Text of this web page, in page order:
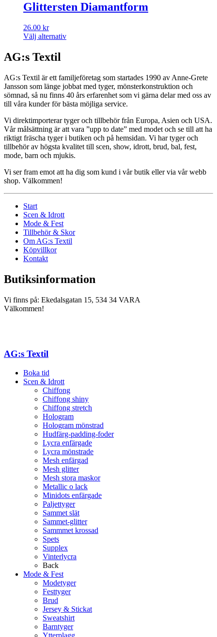
Glittersten Diamantform
26.00 kr
Välj alternativ
AG:s Textil
AG:s Textil är ett familjeföretag som startades 1990 av Anne-Grete
Jansson som länge jobbat med tyger, mönsterkonstruktion och
sömnad, så nu finns 40 års erfarenhet som vi gärna delar med oss av
till våra kunder för bästa möjliga service.
Vi direktimporterar tyger och tillbehör från Europa, Asien och USA.
Vår målsättning är att vara ”upp to date” med modet och se till att ha
riktigt fräscha tyger i butiken och på hemsidan. Vi har tyger och
tillbehör av högsta kvalitet till scen, show, idrott, brud, bal, fest,
mode, barn och mjukis.
Vi ser fram emot att ha dig som kund i vår butik eller via vår webb
shop. Välkommen!
Start
Scen & Idrott
Mode & Fest
Tillbehör & Skor
Om AG:s Textil
Köpvillkor
Kontakt
Butiksinformation
Vi finns på: Ekedalsgatan 15, 534 34 VARA
Välkommen!
AG:s Textil
Boka tid
Scen & Idrott
Chiffong
Chiffong shiny
Chiffong stretch
Hologram
Hologram mönstrad
Hudfärg-padding-foder
Lycra enfärgade
Lycra mönstrade
Mesh enfärgad
Mesh glitter
Mesh stora maskor
Metallic o lack
Minidots enfärgade
Paljettyger
Sammet slät
Sammet-glitter
Sammmet krossad
Spets
Supplex
Vinterlycra
Back
Mode & Fest
Modetyger
Festtyger
Brud
Jersey & Stickat
Sweatshirt
Barntyger